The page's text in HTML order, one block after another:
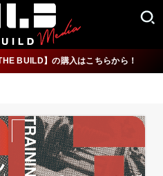
BUILD】の購入はこちらから！